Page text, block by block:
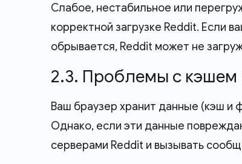
Слабое, нестабильное или
корректной загрузке Reddit. Если
обрывается, Reddit может не
2.3. Проблемы с кэшем
Ваш браузер хранит данные (кэш и
Однако, если эти данные
серверами Reddit и вызывать